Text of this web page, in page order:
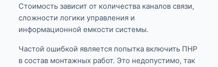
Стоимость зависит от количества каналов связи,
сложности логики управления и
информационной емкости системы.
Частой ошибкой является попытка включить ПНР
в состав монтажных работ. Это недопустимо, так